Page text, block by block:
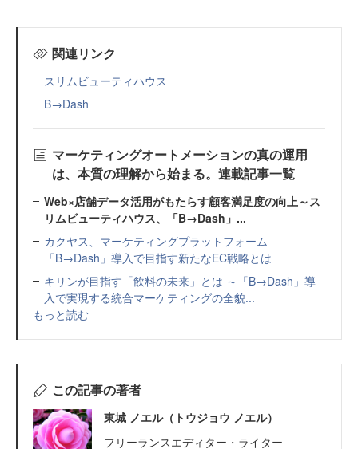
関連リンク
スリムビューティハウス
B→Dash
マーケティングオートメーションの真の運用
は、本質の理解から始まる。連載記事一覧
Web×店舗データ活用がもたらす顧客満足度の向上～ス
リムビューティハウス、「B→Dash」...
カクヤス、マーケティングプラットフォーム
「B→Dash」導入で目指す新たなEC戦略とは
キリンが目指す「飲料の未来」とは ～「B→Dash」導
入で実現する統合マーケティングの全貌...
もっと読む
この記事の著者
東城 ノエル（トウジョウ ノエル）
フリーランスエディター・ライター